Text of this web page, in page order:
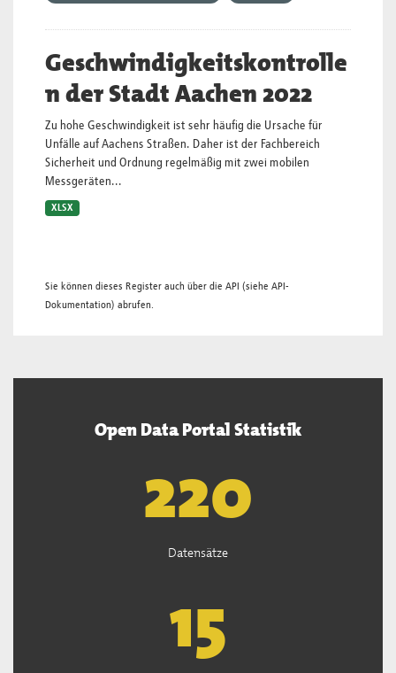
Geschwindigkeitskontrolle
n der Stadt Aachen 2022
Zu hohe Geschwindigkeit ist sehr häufig die Ursache für
Unfälle auf Aachens Straßen. Daher ist der Fachbereich
Sicherheit und Ordnung regelmäßig mit zwei mobilen
Messgeräten...
XLSX
Sie können dieses Register auch über die API (siehe API-
Dokumentation) abrufen.
Open Data Portal Statistik
222
Datensätze
15